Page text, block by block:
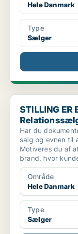
Hele Danmark
Type
Sælger
STILLING ER
STILLING ER
Har du
salg og evnen til
Motiveres du af
brand, hvor
Område
Hele Danmark
Type
Sælger